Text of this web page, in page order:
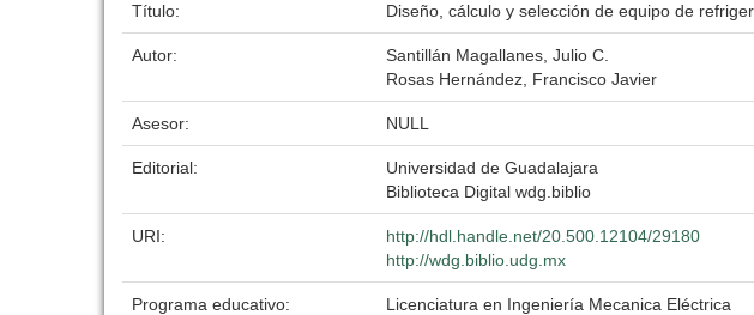
Título: Diseño, cálculo y selección de equipo de
Autor:
Santillán Magallanes, Julio C.
Rosas Hernández, Francisco Javier
Asesor: NULL
Editorial:
Universidad de Guadalajara
Biblioteca Digital wdg.biblio
URI:
http://hdl.handle.net/20.500.12104/29180
http://wdg.biblio.udg.mx
Programa educativo: Licenciatura en Ingeniería Mecanica Eléctrica